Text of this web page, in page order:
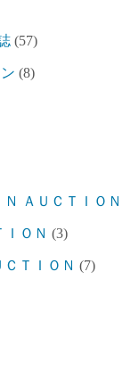
(57)
(8)
ＡＵＣＴＩＯＮ
ＩＯＮ (3)
ＴＩＯＮ (7)